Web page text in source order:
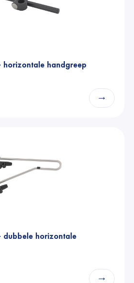
horizontale handgreep
→
dubbele horizontale
→